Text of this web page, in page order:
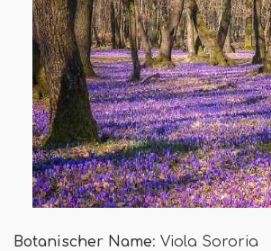
Botanischer Name: Viola Sororia